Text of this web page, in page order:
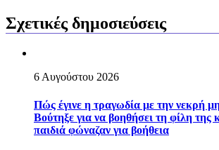
Σχετικές δημοσιεύσεις
6 Αυγούστου 2026
Πώς έγινε η τραγωδία με την νεκρή
Βούτηξε για να βοηθήσει τη φίλη της
παιδιά φώναζαν για βοήθεια